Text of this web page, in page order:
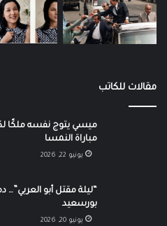
مقالات للكاتب
مباراة النمسا
يونيو 22, 2026
“ليلة مقتل أبو
بورسعيد
يونيو 20, 2026